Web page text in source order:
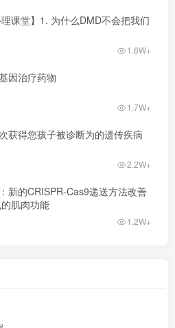
理课堂】1. 为什么DMD不会把我们
1.6W+
因治疗药物
1.7W+
获得您孩子被诊断为的遗传疾病
2.2W+
新的CRISPR-Cas9递送方法改善
肌肉功能
1.2W+